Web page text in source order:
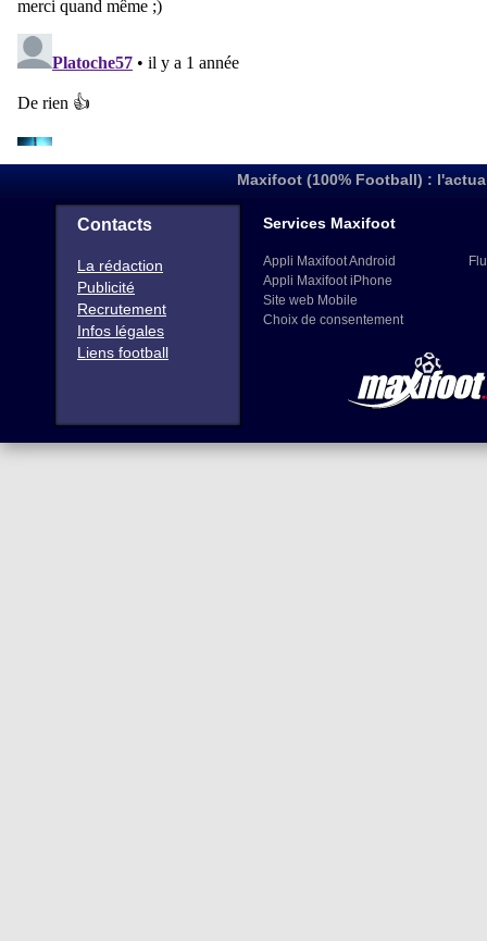
Maxifoot (100% Football) :
Contacts
La rédaction
Publicité
Recrutement
Infos légales
Liens football
Services Maxifoot
Appli Maxifoot Android
Appli Maxifoot iPhone
Site web Mobile
Choix de consentement